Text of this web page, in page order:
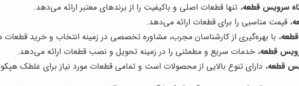
سرویس قطعه، تنها قطعات اصلی و باکیفیت را از برندهای معتبر ارائه می‌دهد.
، قیمت مناسبی را برای قطعات ارائه می‌دهد.
، با بهره‌گیری از کارشناسان مجرب، مشاوره تخصصی در زمینه انتخاب و خرید قطعات
قطعه، خدمات سریع و مطمئنی را در زمینه تحویل و نصب قطعات ارائه می‌دهد.
قطعه، دارای تنوع بالایی از محصولات است و تمامی قطعات مورد نیاز برای غلطک هپکو